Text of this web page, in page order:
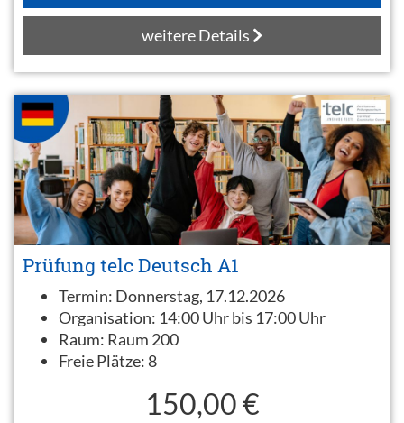
weitere Details
Prüfung telc Deutsch A1
Termin: Donnerstag, 17.12.2026
Organisation: 14:00 Uhr bis 17:00 Uhr
Raum: Raum 200
Freie Plätze: 8
150,00 €